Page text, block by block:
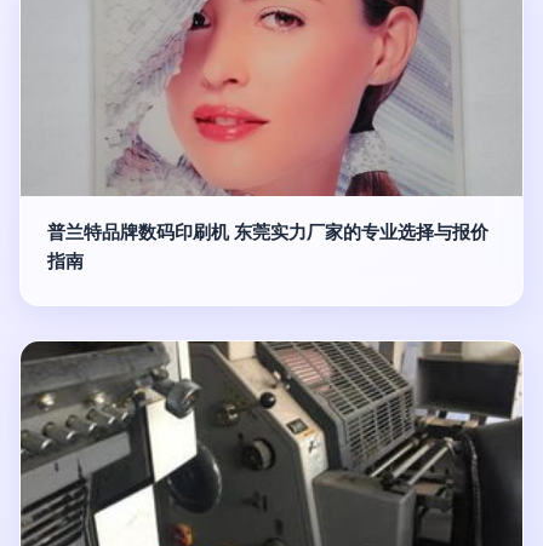
普兰特品牌数码印刷机 东莞实力厂家的专业选择与报价
指南